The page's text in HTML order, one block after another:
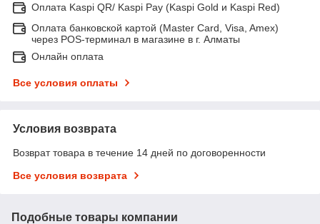
Оплата Kaspi QR/ Kaspi Pay (Kaspi Gold и Kaspi Red)
Оплата банковской картой (Master Card, Visa, Amex)
через POS-терминал в магазине в г. Алматы
Онлайн оплата
Все условия оплаты
Условия возврата
Возврат товара в течение 14 дней по договоренности
Все условия возврата
Подобные товары компании